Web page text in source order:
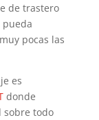
de trastero
pocas las
es
donde
sobre todo